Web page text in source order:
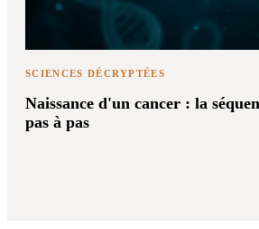
SCIENCES DÉCRYPTÉES
Naissance d'un cancer : la
pas à pas